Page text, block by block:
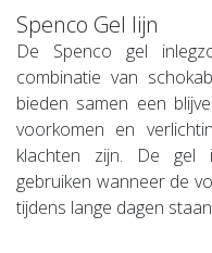
Spenco Gel lijn
De Spenco gel
combinatie van
bieden samen een
voorkomen en
klachten zijn. De gel
gebruiken wanneer de
tijdens lange dagen